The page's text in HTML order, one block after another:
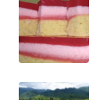
UMKM
WAHANA
SELEB